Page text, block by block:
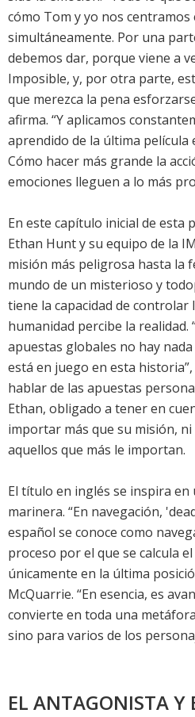
cómo Tom y yo nos centramos
simultáneamente. Por una
debemos dar, porque viene a
Imposible, y, por otra parte,
que merezca la pena
afirma. “Y aplicamos
aprendido de la última película
Cómo hacer más grande la
emociones lleguen a lo más
En este capítulo inicial de esta
Ethan Hunt y su equipo de la
misión más peligrosa hasta la
mundo de un misterioso y
tiene la capacidad de controlar
humanidad percibe la realidad.
apuestas globales no hay
está en juego en esta
hablar de las apuestas
Ethan, obligado a tener en
importar más que su misión, ni
aquellos que más le importan.
El título en inglés se inspira en
marinera. “En navegación,
español se conoce como
proceso por el que se calcula
únicamente en la última
McQuarrie. “En esencia, es
convierte en toda una
sino para varios de los
EL ANTAGONISTA Y